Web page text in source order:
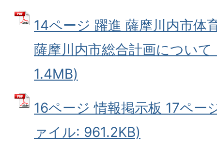
14ページ 躍進 薩摩川内市体
薩摩川内市総合計画につい
1.4MB)
16ページ 情報掲示板 17ペー
ァイル: 961.2KB)